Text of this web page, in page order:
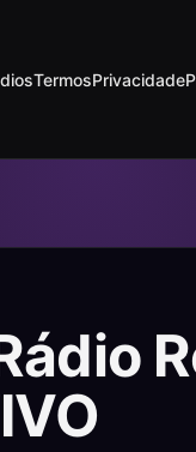
TermosPrivacidade